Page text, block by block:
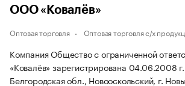
ООО «Ковалёв»
Оптовая торговля Оптовая торговля с/х
Компания Общество с ограниченной
«Ковалёв» зарегистрирована 04.06.2008
Белгородская обл., Новооскольский, г.